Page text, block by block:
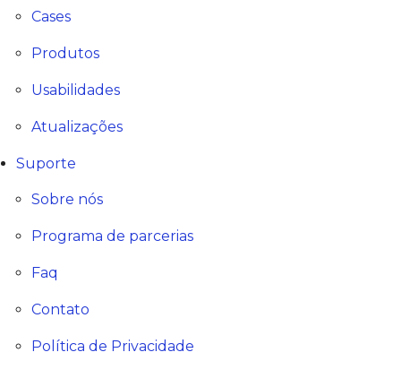
Cases
Produtos
Usabilidades
Atualizações
Suporte
Sobre nós
Programa de parcerias
Faq
Contato
Política de Privacidade